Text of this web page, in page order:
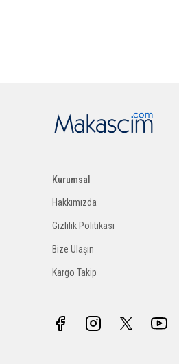
Kurumsal
Hakkımızda
Gizlilik Politikası
Bize Ulaşın
Kargo Takip